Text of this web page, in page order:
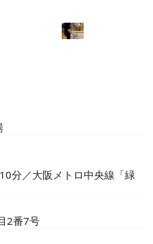
分／大阪メトロ中央線「緑
2番7号